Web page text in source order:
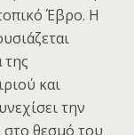
Έβρο. Η
της
και
την
θεσμό του